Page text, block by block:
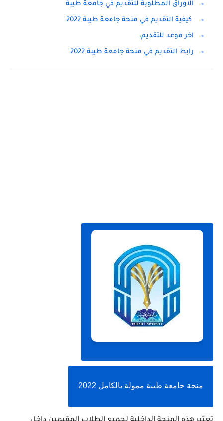
الاوراق المطلوبة للتقديم في جامعة طيبة
كيفية التقديم في منحة جامعة طيبة 2022
اخر موعد للتقديم:
رابط التقديم في منحة جامعة طيبة 2022
منحة جامعة طيبة ممولة بالكامل 2022